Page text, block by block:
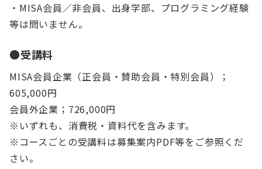
・MISA会員／非会員、出身学部、プログラミング経験
等は問いません。
●受講料
MISA会員企業（正会員・賛助会員・特別会員）；
605,000円
会員外企業；726,000円
※いずれも、消費税・資料代を含みます。
※コースごとの受講料は募集案内PDF等をご参照くだ
さい。